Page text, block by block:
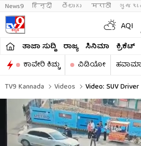
News9 हिन्दी తెలుగు मराठी
AQI
ತಾಜಾ ಸುದ್ದಿ ರಾಜ್ಯ ಸಿನಿಮಾ ಕ್ರಿಕೆಟ್​
ಕಾವೇರಿ ಕಿಚ್ಚು
ವಿಡಿಯೋ
TV9 Kannada
Videos Video: SUV